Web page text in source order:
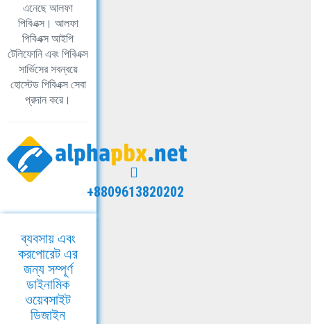
এনেছে আলফা
পিবিএক্স। আলফা
পিবিএক্স আইপি
টেলিফোনি এবং পিবিএক্স
সার্ভিসের সবন্বয়ে
হোস্টেড পিবিএক্স সেবা
প্রদান করে।
+8809613820202
ব্যবসায় এবং
করপোরেট এর
জন্য সম্পূর্ণ
ডাইনামিক
ওয়েবসাইট
ডিজাইন